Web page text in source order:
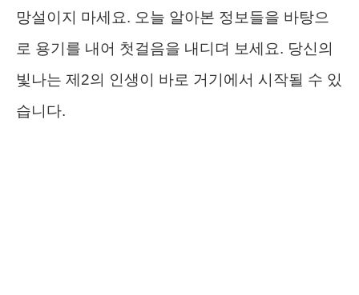
망설이지 마세요. 오늘 알아본 정보들을 바탕으
로 용기를 내어 첫걸음을 내디뎌 보세요. 당신의
빛나는 제2의 인생이 바로 거기에서 시작될 수 있
습니다.